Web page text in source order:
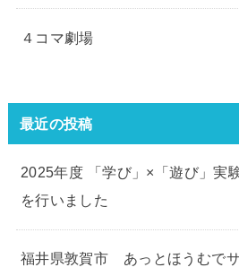
４コマ劇場
最近の投稿
2025年度 「学び」×「遊び」実
を行いました
福井県敦賀市 あっとほうむで